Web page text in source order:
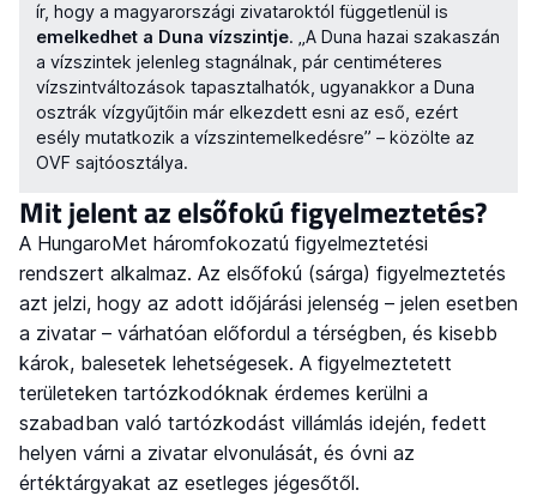
ír, hogy a magyarországi zivataroktól függetlenül is
emelkedhet a Duna vízszintje. „A Duna hazai szakaszán
a vízszintek jelenleg stagnálnak, pár centiméteres
vízszintváltozások tapasztalhatók, ugyanakkor a Duna
osztrák vízgyűjtőin már elkezdett esni az eső, ezért
esély mutatkozik a vízszintemelkedésre” – közölte az
OVF sajtóosztálya.
Mit jelent az elsőfokú figyelmeztetés?
A HungaroMet háromfokozatú figyelmeztetési
rendszert alkalmaz. Az elsőfokú (sárga) figyelmeztetés
azt jelzi, hogy az adott időjárási jelenség – jelen esetben
a zivatar – várhatóan előfordul a térségben, és kisebb
károk, balesetek lehetségesek. A figyelmeztetett
területeken tartózkodóknak érdemes kerülni a
szabadban való tartózkodást villámlás idején, fedett
helyen várni a zivatar elvonulását, és óvni az
értéktárgyakat az esetleges jégesőtől.